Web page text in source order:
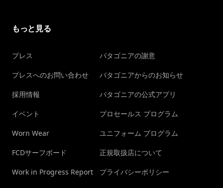
もっと見る
プレス
プレスへのお問い合わせ
採用情報
イベント
Worn Wear
FCDサーフボード
Work in Progress Report
パタゴニアの謝意
パタゴニアからのお知らせ
パタゴニアの公式アプリ
プロセールス プログラム
ユニフォーム プログラム
正規取扱店について
プライバシーポリシー